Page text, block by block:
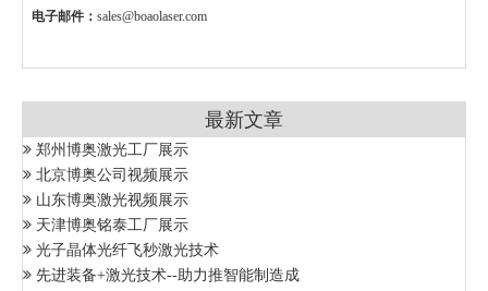
电子邮件： sales@boaolaser.com
最新文章
郑州博奥激光工厂展示
北京博奥公司视频展示
山东博奥激光视频展示
天津博奥铭泰工厂展示
光子晶体光纤飞秒激光技术
先进装备+激光技术--助力推智能制造成